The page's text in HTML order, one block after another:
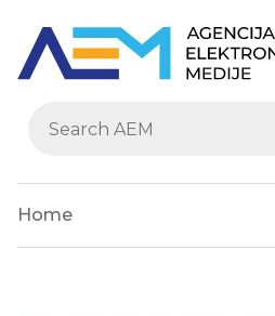
Home